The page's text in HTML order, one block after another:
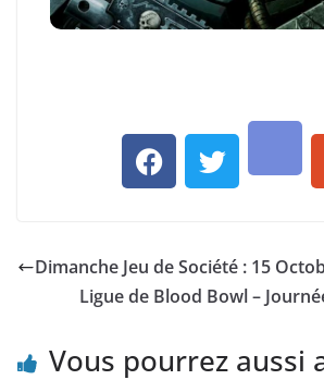
Dimanche Jeu de Société : 15
Ligue de Blood Bowl –
Vous pourrez aussi